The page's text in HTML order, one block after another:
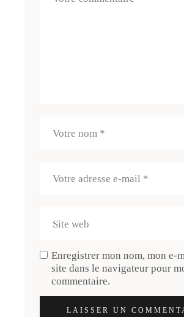
Enregistrer mon nom, mon e-
site dans le navigateur pour
commentaire.
LAISSER UN